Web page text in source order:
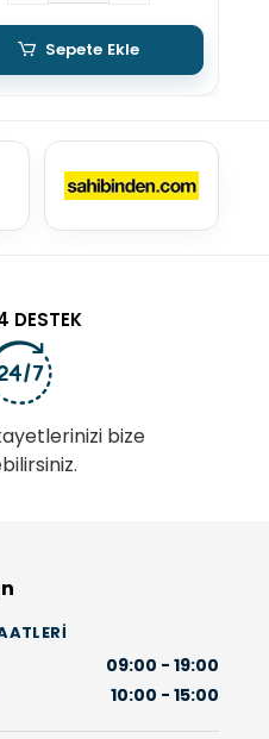
Sepete Ekle
DESTEK
bize
09:00 - 19:00
10:00 - 15:00